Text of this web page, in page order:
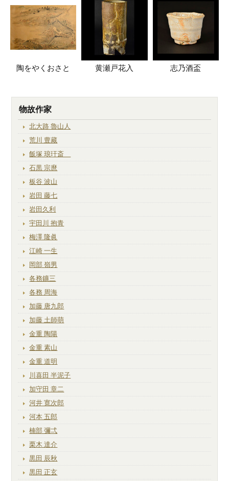
陶をやくおさと 黄瀬戸花入 志乃酒盃
物故作家
北大路 魯山人
荒川 豊藏
飯塚 琅玕斎
石黒 宗麿
板谷 波山
岩田 藤七
岩田久利
宇田川 抱青
梅澤 隆眞
江崎 一生
岡部 嶺男
各務鑛三
各務 周海
加藤 唐九郎
加藤 土師萌
金重 陶陽
金重 素山
金重 道明
川喜田 半泥子
加守田 章二
河井 寛次郎
河本 五郎
楠部 彌弌
栗木 達介
黒田 辰秋
黒田 正玄